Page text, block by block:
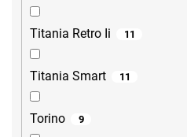
Titania Retro Ii 11
Titania Smart 11
Torino 9